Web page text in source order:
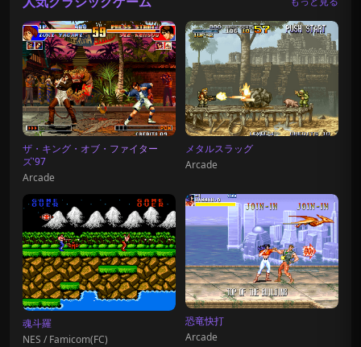
ザ・キング・オブ・ファイター
ズ'97
Arcade
メタルスラッグ
Arcade
魂斗羅
NES / Famicom(FC)
恐竜快打
Arcade